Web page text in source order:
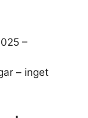
–
– inget